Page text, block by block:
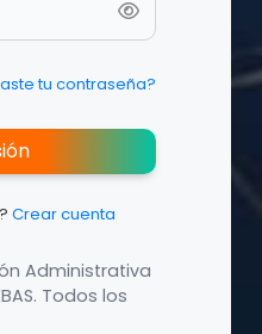
tu contraseña?
Crear cuenta
Administrativa
Todos los